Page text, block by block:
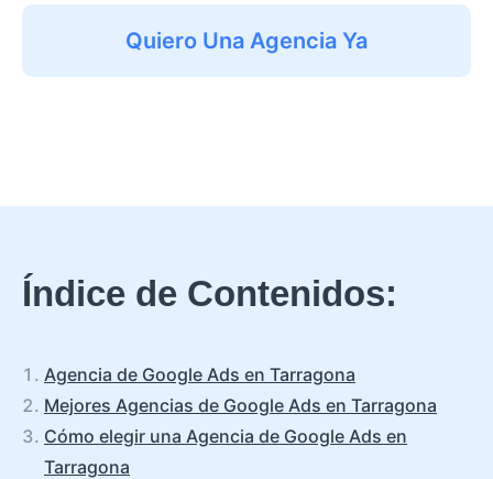
Quiero Una Agencia Ya
Índice de Contenidos:
Agencia de Google Ads en Tarragona
Mejores Agencias de Google Ads en Tarragona
Cómo elegir una Agencia de Google Ads en
Tarragona